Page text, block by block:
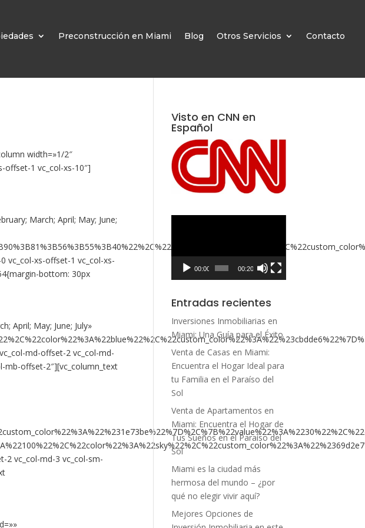
Preconstrucción en Miami Blog Otros Servicios Contacto
width=»1/2″
offset-1 vc_col-xs-10″]
March; April; May; June;
vc_col-xs-offset-1 vc_col-xs-
bottom: 30px
April; May; June; July»
md-offset-2 vc_col-md-
mb-offset-2″][vc_column_text
2 vc_col-md-3 vc_col-sm-
Visto en CNN en
Español
vídeo
00:00 00:20
Entradas recientes
Inversiones Inmobiliarias en
Miami: Una Guía para el Éxito
Venta de Casas en Miami:
Encuentra el Hogar Ideal para
tu Familia en el Paraíso del
Sol
Venta de Apartamentos en
Miami: Encuentra el Hogar de
Tus Sueños en el Paraíso del
Sol
Miami es la ciudad más
hermosa del mundo – ¿por
qué no elegir vivir aquí?
Mejores Opciones de